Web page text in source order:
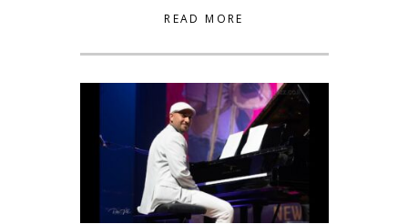
READ MORE